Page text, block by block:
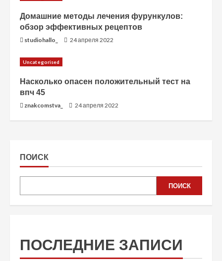
Домашние методы лечения фурункулов:
обзор эффективных рецептов
studiohallo_ 24 апреля 2022
Uncategorised
Насколько опасен положительный тест на
впч 45
znakcomstva_ 24 апреля 2022
ПОИСК
ПОИСК
ПОСЛЕДНИЕ ЗАПИСИ